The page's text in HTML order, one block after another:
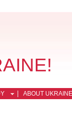
ABOUT UKRAINE